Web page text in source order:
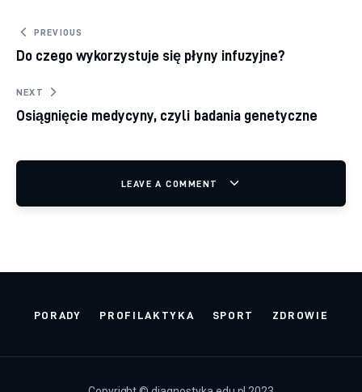
Nawigacja wpisu
PREVIOUS
Do czego wykorzystuje się płyny infuzyjne?
NEXT
Osiągnięcie medycyny, czyli badania genetyczne
LEAVE A COMMENT
PORADY PROFILAKTYKA SPORT ZDROWIE